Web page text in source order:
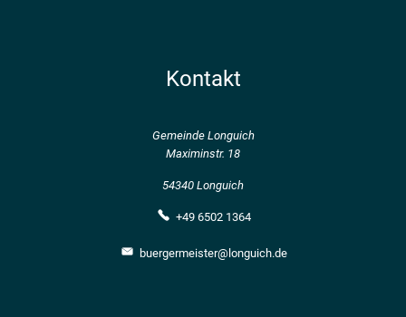
Kontakt
Gemeinde Longuich
Maximinstr. 18
54340 Longuich
+49 6502 1364
buergermeister@longuich.de